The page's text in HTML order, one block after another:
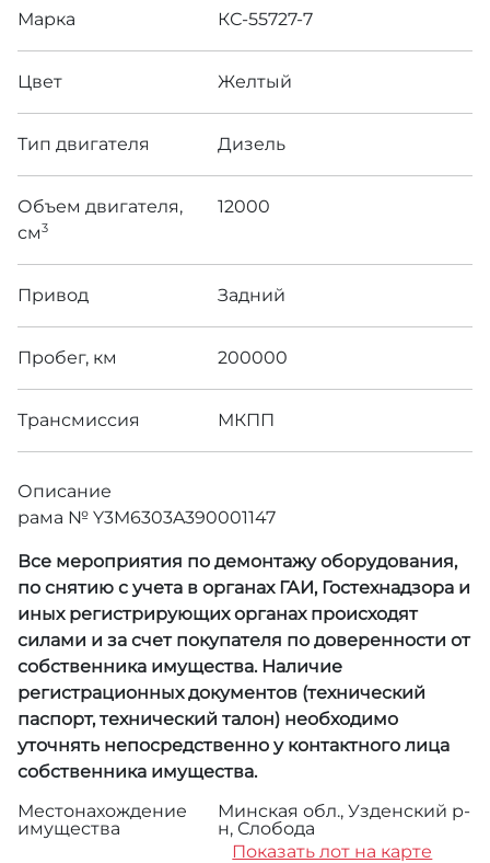
Марка КС-55727-7
Цвет Желтый
Тип двигателя Дизель
Объем двигателя,
см3
12000
Привод Задний
Пробег, км 200000
Трансмиссия МКПП
Описание
рама № Y3M6303A390001147
Все мероприятия по демонтажу оборудования,
по снятию с учета в органах ГАИ, Гостехнадзора и
иных регистрирующих органах происходят
силами и за счет покупателя по доверенности от
собственника имущества. Наличие
регистрационных документов (технический
паспорт, технический талон) необходимо
уточнять непосредственно у контактного лица
собственника имущества.
Местонахождение
имущества
Минская обл., Узденский р-
н, Слобода
Показать лот на карте